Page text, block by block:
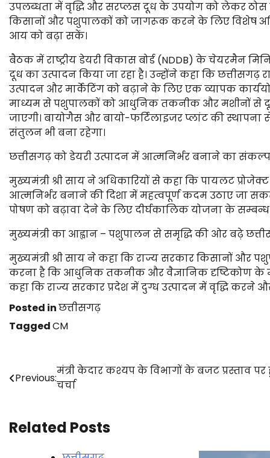
उपलब्धता में वृद्धि और सरप्लस दूध के उपयोग को लेकर ठोस
किसानों और पशुपालकों को जागरूक करने के लिए विशेष
आय को बढ़ा सकें।
बैठक में राष्ट्रीय डेयरी विकास बोर्ड (NDDB) के चेयरमैन
दूध का उत्पादन किया जा रहा है। उन्होंने कहा कि
उत्पादन और मार्केटिंग को बढ़ाने के लिए एक व्यापक
माध्यम से पशुपालकों को आधुनिक तकनीक और मशीनों से
जाएगी। बायोगैस और बायो-फर्टिलाइजर प्लांट की
संतुलन भी बना रहेगा।
छत्तीसगढ़ को डेयरी उत्पादन में आत्मनिर्भर बनाने का संकल्प
मुख्यमंत्री श्री साय ने अधिकारियों से कहा कि पायलट
आत्मनिर्भर बनाने की दिशा में महत्वपूर्ण कदम उठाए जा
पोषण को बढ़ावा देने के लिए दीर्घकालिक योजना के सम्बन्ध
मुख्यमंत्री का आह्वान – पशुपालन से समृद्धि की ओर बढ़े
मुख्यमंत्री श्री साय ने कहा कि राज्य सरकार किसानों और
करना है कि आधुनिक तकनीक और वैज्ञानिक दृष्टिकोण के
कहा कि राज्य सरकार प्रदेश में दुग्ध उत्पादन में वृद्धि करने
Posted inछत्तीसगढ़
TaggedCM
Post
navigation
Previous:
मंत्री केदार कश्यप के विभागों के बजट प्रस्ताव पर
चर्चा
Related Posts